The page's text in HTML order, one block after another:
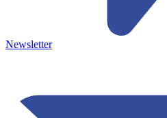
Newsletter